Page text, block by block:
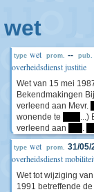
wet
type wet prom. -- pub.
overheidsdienst justitie
Wet van 15 mei
Bekendmakingen
verleend aan Mevr.
wonende te
...)
verleend aan
.
type wet prom. 31/05/
overheidsdienst
Wet tot wijziging
1991 betreffende